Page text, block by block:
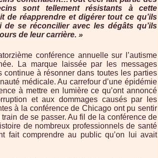
sont tellement résistants à cette
de réapprendre et digérer tout ce qu’ils
se réconcilier avec les dégâts qu’ils
de leur carrière. »
conférence annuelle sur l’autisme
La marque laissée par les messages
continue à résonner dans toutes les parties
médicale. Au carrefour d’une épidémie
à mettre en lumière ce qu’ont annoncé
et aux dommages causés par les
à la conférence de Chicago ont pu sentir
de se passer. Au fil de la conférence de
de nombreux professionnels de santé
fait comprendre au public qu’on lui avait